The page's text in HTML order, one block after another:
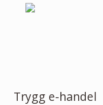
Trygg e-handel